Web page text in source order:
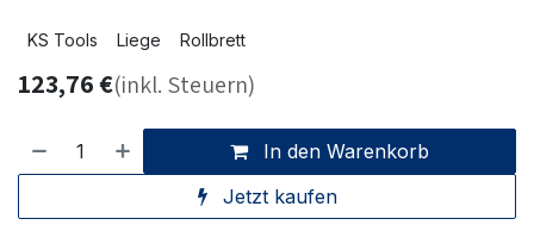
KS Tools Liege Rollbrett
123,76€(inkl. Steuern)
In den Warenkorb
Jetzt kaufen